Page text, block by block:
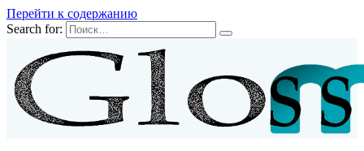
Перейти к содержанию
Search for: